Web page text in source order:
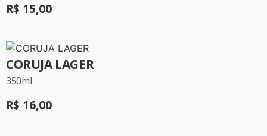
R$ 15,00
CORUJA LAGER
350ml
R$ 16,00